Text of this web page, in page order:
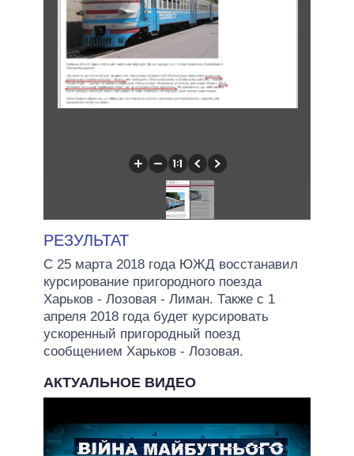
РЕЗУЛЬТАТ
С 25 марта 2018 года ЮЖД восстанавил
курсирование пригородного поезда
Харьков - Лозовая - Лиман. Также с 1
апреля 2018 года будет курсировать
ускоренный пригородный поезд
сообщением Харьков - Лозовая.
АКТУАЛЬНОЕ ВИДЕО